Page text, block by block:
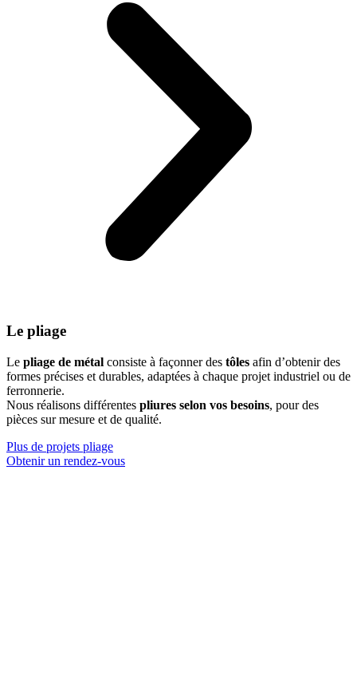
Le pliage
Le pliage de métal consiste à façonner des tôles afin d’obtenir des
formes précises et durables, adaptées à chaque projet industriel ou de
ferronnerie.
Nous réalisons différentes pliures selon vos besoins, pour des
pièces sur mesure et de qualité.
Plus de projets pliage
Obtenir un rendez-vous